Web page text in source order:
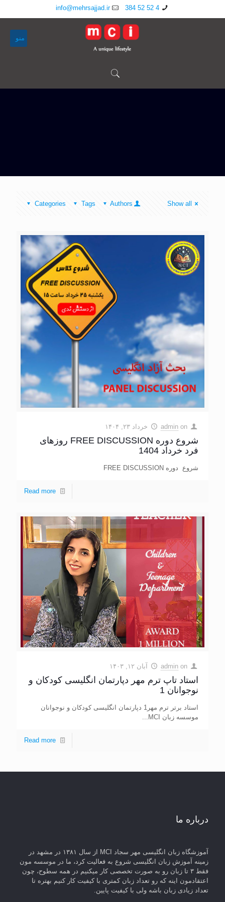
4 52 52 384
info@mehrsajjad.ir
منو
Categories Tags Authors Show all
admin on خرداد ۲۳, ۱۴۰۴
شروع دوره FREE DISCUSSION روزهای
فرد خرداد 1404
شروع دوره FREE DISCUSSION
Read more
admin on آبان ۱۲, ۱۴۰۳
استاد تاپ ترم مهر دپارتمان انگلیسی کودکان و
نوجوانان 1
استاد برتر ترم مهر1 دپارتمان انگلیسی کودکان و نوجوانان
موسسه زبان MCI...
Read more
درباره ما
آموزشگاه زبان انگلیسی مهر سجاد MCI از سال ۱۳۸۱ در مشهد در
زمینه آموزش زبان انگلیسی شروع به فعالیت کرد، ما در موسسه مون
فقط ۳ تا زبان رو به صورت تخصصی کار میکنیم در همه سطوح، چون
اعتقادمون اینه که رو تعداد زبان کمتری با کیفیت کار کنیم بهتره تا
تعداد زیادی زبان باشه ولی با کیفیت پایین.